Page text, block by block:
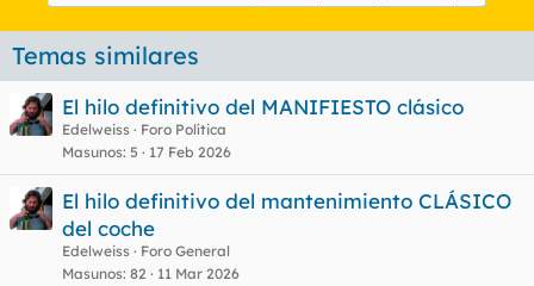
Temas similares
El hilo definitivo del MANIFIESTO clásico
Edelweiss
Foro Política
Masunos 5 17 Feb 2026
El hilo definitivo del mantenimiento CLÁSICO
del coche
Edelweiss
Foro General
Masunos 82 11 Mar 2026